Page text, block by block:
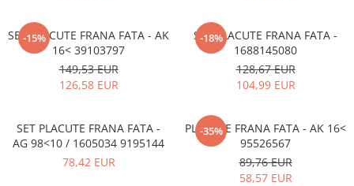
-15%
SET PLACUTE FRANA FATA - AK
16< 39103797
149,53 EUR
126,58 EUR
-18%
SET PLACUTE FRANA FATA -
1688145080
128,67 EUR
104,99 EUR
SET PLACUTE FRANA FATA -
AG 98<10 / 1605034 9195144
78,42 EUR
-35%
PLACUTE FRANA FATA - AK 16<
95526567
89,76 EUR
58,57 EUR